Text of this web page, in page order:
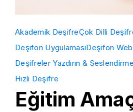
Akademik DeşifreÇok Dilli
Deşifon UygulamasıDeşifon
Deşifreler Yazdırın &
Hızlı Deşifre
Eğitim